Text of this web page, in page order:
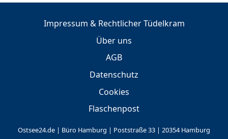
Impressum & Rechtlicher Tüdelkram
Über uns
AGB
Datenschutz
Cookies
Flaschenpost
Ostsee24.de | Büro Hamburg | Poststraße 33 | 20354 Hamburg